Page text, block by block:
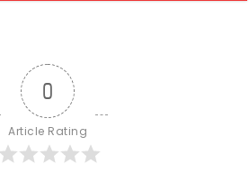
0
Article Rating